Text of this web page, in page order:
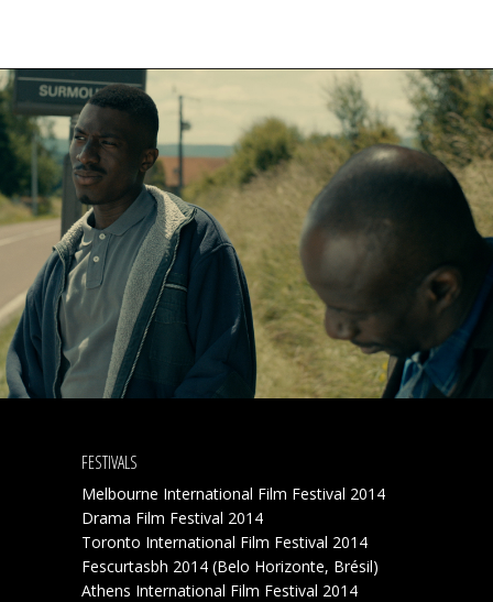
FESTIVALS
Melbourne International Film Festival 2014
Drama Film Festival 2014
Toronto International Film Festival 2014
Fescurtasbh 2014 (Belo Horizonte, Brésil)
Athens International Film Festival 2014